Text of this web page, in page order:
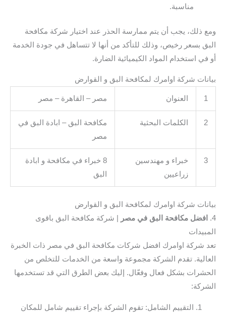
مناسبة.
ومع ذلك، يجب أن يتم ممارسة الحذر عند اختيار شركة مكافحة
البق بسعر رخيص، وذلك للتأكد من أنها لا تتساهل في جودة الخدمة
أو في استخدام المواد الكيميائية الضارة.
بيانات شركة اوامرك لمكافحة البق و القوارض
1 العنوان مصر – القاهرة – مصر
2 الكلمات البحثية
مكافحة البق – ابادة البق في
مصر
3
خبراء و مهندسين
زراعيين
8 خبراء في مكافحة و ابادة
البق
بيانات شركة اوامرك لمكافحة البق و القوارض
4.
افضل مكافحة البق في مصر
| شركة مكافحة البق باقوى
المبيدات
تعد شركة اوامرك افضل شركات مكافحة البق في مصر ذات الخبرة
العالية. تقدم الشركة مجموعة واسعة من الخدمات للتخلص من
الحشرات بشكل فعال وفعّال. إليك بعض الطرق التي قد تستخدمها
الشركة:
التقييم الشامل: تقوم الشركة بإجراء تقييم شامل للمكان